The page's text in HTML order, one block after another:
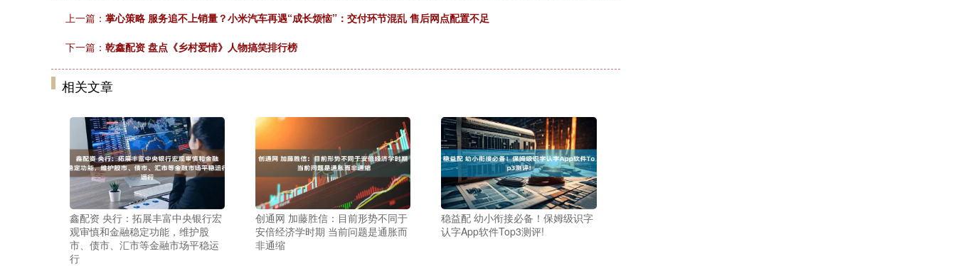
上一篇： 掌心策略 服务追不上销量？小米汽车再遇“成长烦恼”：交付环节混乱 售后网点配置不足
下一篇： 乾鑫配资 盘点《乡村爱情》人物搞笑排行榜
相关文章
鑫配资 央行：拓展丰富中央银行宏
观审慎和金融稳定功能，维护股
市、债市、汇市等金融市场平稳运
行
创通网 加藤胜信：目前形势不同于
安倍经济学时期 当前问题是通胀而
非通缩
稳益配 幼小衔接必备！保姆级识字
认字App软件Top3测评!